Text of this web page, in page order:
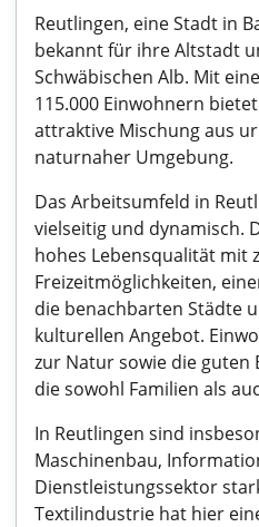
Reutlingen, eine Stadt in
bekannt für ihre Altstadt
Schwäbischen Alb. Mit
115.000 Einwohnern
attraktive Mischung aus
naturnaher Umgebung.
Das Arbeitsumfeld in
vielseitig und dynamisch.
hohes Lebensqualität mit
Freizeitmöglichkeiten,
die benachbarten Städte
kulturellen Angebot.
zur Natur sowie die guten
die sowohl Familien als
In Reutlingen sind
Maschinenbau,
Dienstleistungssektor
Textilindustrie hat hier